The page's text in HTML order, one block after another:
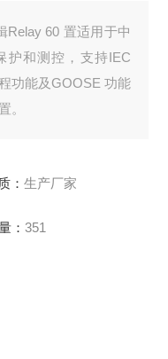
Relay 60 置适用于中
护和测控，支持IEC
功能及GOOSE 功能
。
： 生产厂家
： 351